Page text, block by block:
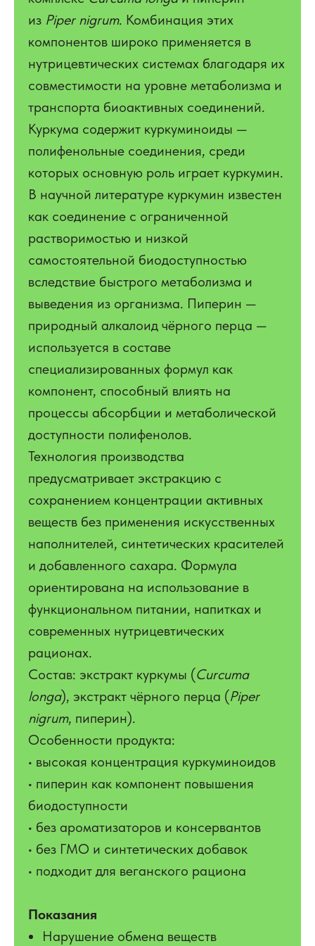
из Piper nigrum. Комбинация этих
компонентов широко применяется в
нутрицевтических системах благодаря их
совместимости на уровне метаболизма и
транспорта биоактивных соединений.
Куркума содержит куркуминоиды —
полифенольные соединения, среди
которых основную роль играет куркумин.
В научной литературе куркумин известен
как соединение с ограниченной
растворимостью и низкой
самостоятельной биодоступностью
вследствие быстрого метаболизма и
выведения из организма. Пиперин —
природный алкалоид чёрного перца —
используется в составе
специализированных формул как
компонент, способный влиять на
процессы абсорбции и метаболической
доступности полифенолов.
Технология производства
предусматривает экстракцию с
сохранением концентрации активных
веществ без применения искусственных
наполнителей, синтетических красителей
и добавленного сахара. Формула
ориентирована на использование в
функциональном питании, напитках и
современных нутрицевтических
рационах.
Состав: экстракт куркумы (Curcuma
longa), экстракт чёрного перца (Piper
nigrum, пиперин).
Особенности продукта:
• высокая концентрация куркуминоидов
• пиперин как компонент повышения
биодоступности
• без ароматизаторов и консервантов
• без ГМО и синтетических добавок
• подходит для веганского рациона
Показания
Нарушение обмена веществ